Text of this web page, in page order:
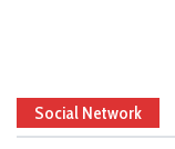
Social Network